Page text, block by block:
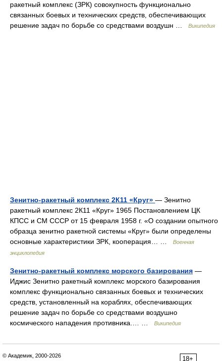
ракетный комплекс (ЗРК) совокупность функционально
связанных боевых и технических средств, обеспечивающих
решение задач по борьбе со средствами воздушн …
Википедия
Зенитно-ракетный комплекс 2К11 «Круг» — Зенитно
ракетный комплекс 2К11 «Круг» 1965 Постановлением ЦК
КПСС и СМ СССР от 15 февраля 1958 г. «О создании опытного
образца зенитно ракетной системы «Круг» были определены
основные характеристики ЗРК, кооперация… …
Военная
энциклопедия
Зенитно-ракетный комплекс морского базирования —
Иджис Зенитно ракетный комплекс морского базирования
комплекс функционально связанных боевых и технических
средств, установленный на кораблях, обеспечивающих
решение задач по борьбе со средствами воздушно
космического нападения противника.… …
Википедия
18+
© Академик, 2000-2026